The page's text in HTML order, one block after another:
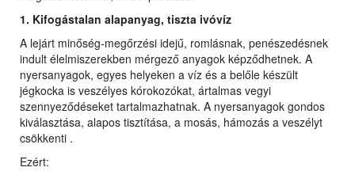
1. Kifogástalan alapanyag, tiszta ivóvíz
A lejárt minőség-megőrzési idejű, romlásnak, penészedésnek
indult élelmiszerekben mérgező anyagok képződhetnek. A
nyersanyagok, egyes helyeken a víz és a belőle készült
jégkocka is veszélyes kórokozókat, ártalmas vegyi
szennyeződéseket tartalmazhatnak. A nyersanyagok gondos
kiválasztása, alapos tisztítása, a mosás, hámozás a veszélyt
csökkenti .
Ezért: